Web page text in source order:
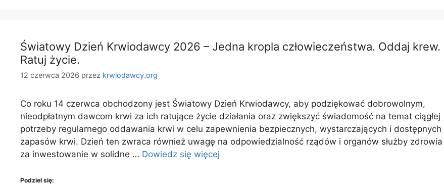
Światowy Dzień Krwiodawcy 2026 – Jedna kropla człowieczeństwa. Oddaj krew.
Ratuj życie.
12 czerwca 2026 przez krwiodawcy.org
Co roku 14 czerwca obchodzony jest Światowy Dzień Krwiodawcy, aby podziękować dobrowolnym,
nieodpłatnym dawcom krwi za ich ratujące życie działania oraz zwiększyć świadomość na temat ciągłej
potrzeby regularnego oddawania krwi w celu zapewnienia bezpiecznych, wystarczających i dostępnych
zapasów krwi. Dzień ten zwraca również uwagę na odpowiedzialność rządów i organów służby zdrowia
za inwestowanie w solidne … Dowiedz się więcej
Podziel się: